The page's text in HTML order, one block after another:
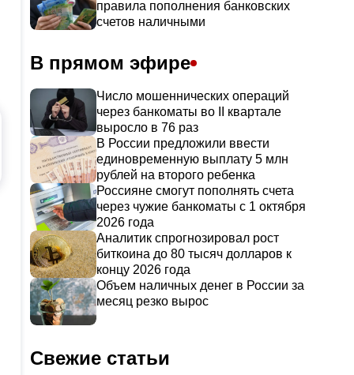
правила пополнения банковских
счетов наличными
В прямом эфире
Число мошеннических операций
через банкоматы во II квартале
выросло в 76 раз
В России предложили ввести
единовременную выплату 5 млн
рублей на второго ребенка
Россияне смогут пополнять счета
через чужие банкоматы с 1 октября
2026 года
Аналитик спрогнозировал рост
биткоина до 80 тысяч долларов к
концу 2026 года
Объем наличных денег в России за
месяц резко вырос
Свежие статьи